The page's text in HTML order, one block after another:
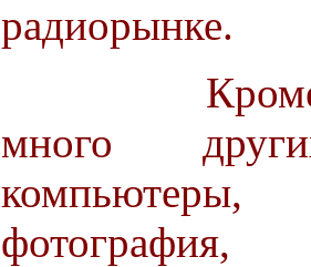
радиорынке.
Кроме
много
компьютеры,